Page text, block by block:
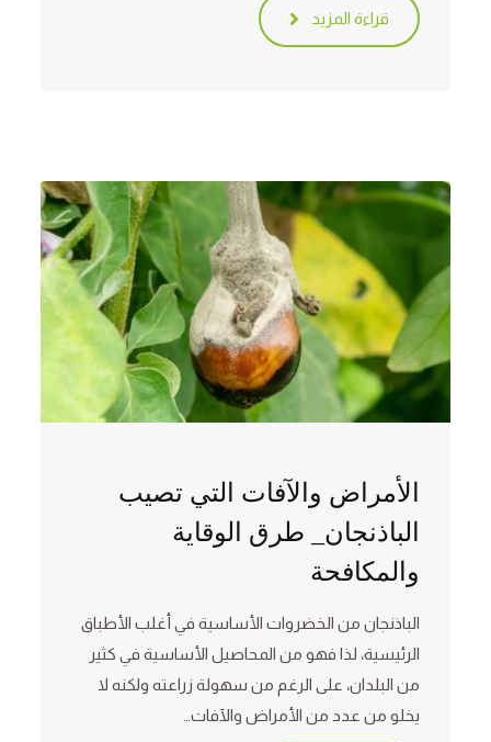
قراءة المزيد
الأمراض والآفات التي تصيب
الباذنجان_ طرق الوقاية
والمكافحة
الباذنجان من الخضروات الأساسية في أغلب الأطباق
الرئيسية، لذا فهو من المحاصيل الأساسية في كثير
من البلدان، على الرغم من سهولة زراعته ولكنه لا
يخلو من عدد من الأمراض والآفات…